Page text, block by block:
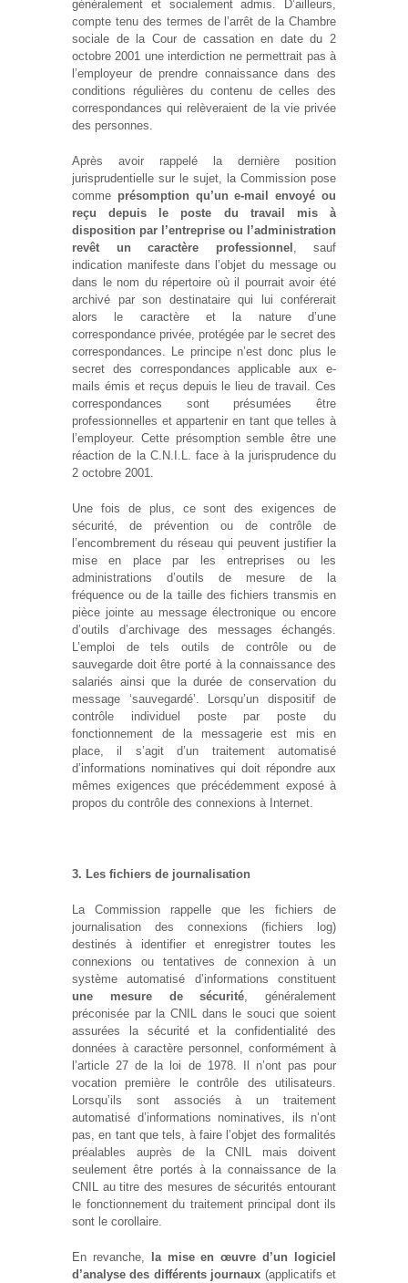
généralement et socialement admis. D’ailleurs,
compte tenu des termes de l’arrêt de la Chambre
sociale de la Cour de cassation en date du 2
octobre 2001 une interdiction ne permettrait pas à
l’employeur de prendre connaissance dans des
conditions régulières du contenu de celles des
correspondances qui relèveraient de la vie privée
des personnes.
Après avoir rappelé la dernière position
jurisprudentielle sur le sujet, la Commission pose
comme présomption qu’un e-mail envoyé ou
reçu depuis le poste du travail mis à
disposition par l’entreprise ou l’administration
revêt un caractère professionnel , sauf
indication manifeste dans l’objet du message ou
dans le nom du répertoire où il pourrait avoir été
archivé par son destinataire qui lui conférerait
alors le caractère et la nature d’une
correspondance privée, protégée par le secret des
correspondances. Le principe n’est donc plus le
secret des correspondances applicable aux e-
mails émis et reçus depuis le lieu de travail. Ces
correspondances sont présumées être
professionnelles et appartenir en tant que telles à
l’employeur. Cette présomption semble être une
réaction de la C.N.I.L. face à la jurisprudence du
2 octobre 2001.
Une fois de plus, ce sont des exigences de
sécurité, de prévention ou de contrôle de
l’encombrement du réseau qui peuvent justifier la
mise en place par les entreprises ou les
administrations d’outils de mesure de la
fréquence ou de la taille des fichiers transmis en
pièce jointe au message électronique ou encore
d’outils d’archivage des messages échangés.
L’emploi de tels outils de contrôle ou de
sauvegarde doit être porté à la connaissance des
salariés ainsi que la durée de conservation du
message ‘sauvegardé’. Lorsqu’un dispositif de
contrôle individuel poste par poste du
fonctionnement de la messagerie est mis en
place, il s’agit d’un traitement automatisé
d’informations nominatives qui doit répondre aux
mêmes exigences que précédemment exposé à
propos du contrôle des connexions à Internet.
3. Les fichiers de journalisation
La Commission rappelle que les fichiers de
journalisation des connexions (fichiers log)
destinés à identifier et enregistrer toutes les
connexions ou tentatives de connexion à un
système automatisé d’informations constituent
une mesure de sécurité, généralement
préconisée par la CNIL dans le souci que soient
assurées la sécurité et la confidentialité des
données à caractère personnel, conformément à
l’article 27 de la loi de 1978. Il n’ont pas pour
vocation première le contrôle des utilisateurs.
Lorsqu’ils sont associés à un traitement
automatisé d’informations nominatives, ils n’ont
pas, en tant que tels, à faire l’objet des formalités
préalables auprès de la CNIL mais doivent
seulement être portés à la connaissance de la
CNIL au titre des mesures de sécurités entourant
le fonctionnement du traitement principal dont ils
sont le corollaire.
En revanche,
la mise en œuvre d’un logiciel
d’analyse des différents journaux (applicatifs et